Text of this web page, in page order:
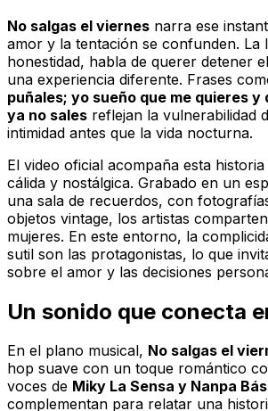
No salgas el viernes narra ese
amor y la tentación se confunden. La
honestidad, habla de querer detener
una experiencia diferente. Frases
puñales; yo sueño que me quieres y
ya no sales reflejan la vulnerabilidad
intimidad antes que la vida nocturna.
El video oficial acompaña esta
cálida y nostálgica. Grabado en un
una sala de recuerdos, con
objetos vintage, los artistas
mujeres. En este entorno, la
sutil son las protagonistas, lo que
sobre el amor y las decisiones
Un sonido que conecta
En el plano musical, No salgas el
hop suave con un toque romántico
voces de Miky La Sensa y Nanpa
complementan para relatar una